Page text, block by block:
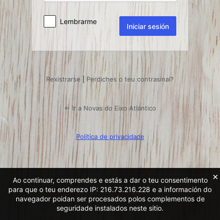
Lembrarme
Rexistrarse Perdiches o teu contrasinal?
← Ir a Novas do Eixo Atlántico
Política de privacidade
Ao continuar, comprendes e estás a dar o teu consentimento
para que o teu enderezo IP: 216.73.216.228 e a información do
navegador poidan ser procesados ​​polos complementos de
seguridade instalados neste sitio.
×